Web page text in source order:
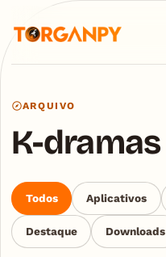
ARQUIVO
K-dramas
Todos Aplicativos
Destaque Downloads